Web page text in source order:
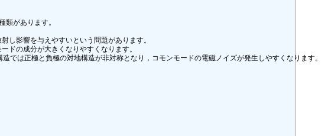
があります。
し影響を与えやすいという問題があります。
ドの成分が大きくなりやすくなります。
は正極と負極の対地構造が非対称となり，コモンモードの電磁ノイズが発生しやすくなります。